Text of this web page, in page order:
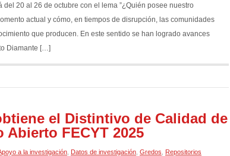
20 al 26 de octubre con el lema ”¿Quién posee nuestro
actual y cómo, en tiempos de disrupción, las comunidades
que producen. En este sentido se han logrado avances
Diamante […]
el Distintivo de Calidad de
FECYT 2025
a la investigación Datos de investigación Gredos Repositorios